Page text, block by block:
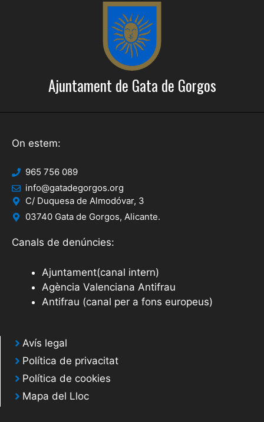
Ajuntament de Gata de Gorgos
On estem:
965 756 089
info@gatadegorgos.org
C/ Duquesa de Almodóvar, 3
03740 Gata de Gorgos, Alicante.
Canals de denúncies:
Ajuntament(canal intern)
Agència Valenciana Antifrau
Antifrau (canal per a fons europeus)
Avís legal
Política de privacitat
Política de cookies
Mapa del Lloc